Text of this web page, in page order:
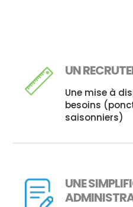
UN
Une mise à
besoins
saisonniers)
UNE